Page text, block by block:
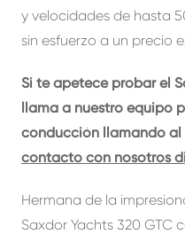
y velocidades de hasta
sin esfuerzo a un precio
Si te apetece probar el
llama a nuestro equipo
conducción llamando al
contacto con nosotros
Hermana de la
Saxdor Yachts 320 GTC